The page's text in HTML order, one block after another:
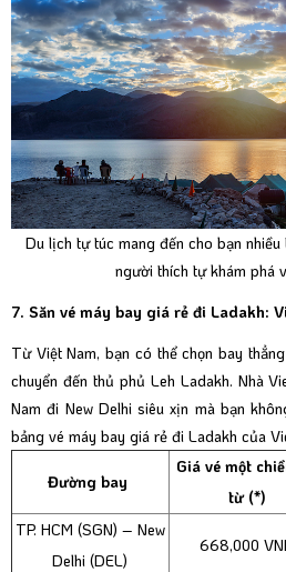
Du lịch tự túc mang đến cho bạn
người thích tự khám phá
7. Săn vé máy bay giá rẻ đi Ladakh:
Từ Việt Nam, bạn có thể chọn bay
chuyển đến thủ phủ Leh Ladakh. Nhà
Nam đi New Delhi siêu xịn mà bạn
bảng vé máy bay giá rẻ đi Ladakh của
Đường bay
Giá vé một
từ (*)
TP. HCM (SGN) – New
Delhi (DEL)
668,000